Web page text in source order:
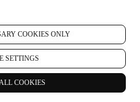
COOKIES ONLY
SETTINGS
COOKIES
en ligne tels que votre adresse IP,
l’origine géographique),
sur le site Web (que vous soyez
en ayant recours à des
de suivi telles que les « cookies
les pixels de suivi des e-
sur la collecte de données par
consulter notrePolitique en